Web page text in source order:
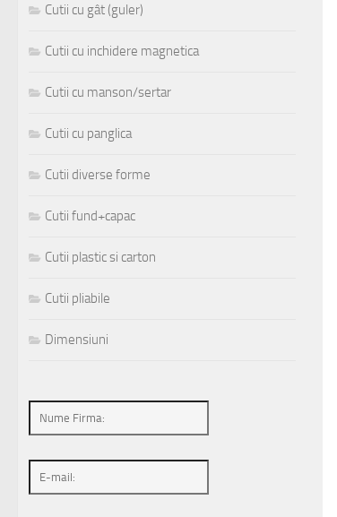
Cutii cu gât (guler)
Cutii cu inchidere magnetica
Cutii cu manson/sertar
Cutii cu panglica
Cutii diverse forme
Cutii fund+capac
Cutii plastic si carton
Cutii pliabile
Dimensiuni